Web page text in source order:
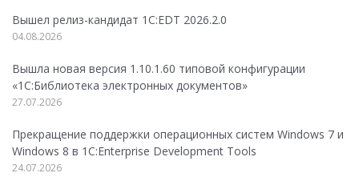
Вышел релиз-кандидат 1C:EDT 2026.2.0
04.08.2026
Вышла новая версия 1.10.1.60 типовой конфигурации
«1С:Библиотека электронных документов»
27.07.2026
Прекращение поддержки операционных систем Windows 7 и
Windows 8 в 1C:Enterprise Development Tools
24.07.2026